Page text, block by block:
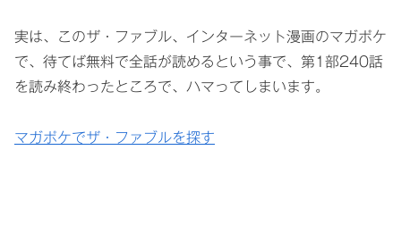
実は、このザ・ファブル、インターネット漫画のマガポケ
で、待てば無料で全話が読めるという事で、第1部240話
を読み終わったところで、ハマってしまいます。
マガポケでザ・ファブルを探す